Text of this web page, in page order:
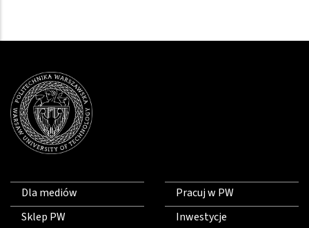
Dla mediów
Sklep PW
Pracuj w PW
Inwestycje